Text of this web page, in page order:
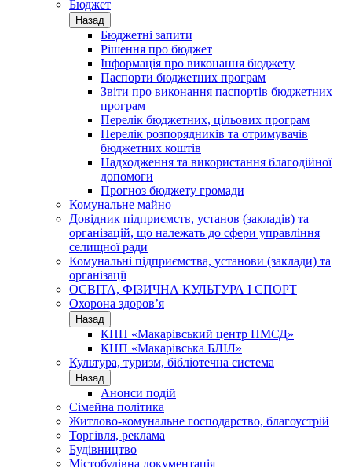
Бюджет
Назад
Бюджетні запити
Рішення про бюджет
Інформація про виконання бюджету
Паспорти бюджетних програм
Звіти про виконання паспортів бюджетних
програм
Перелік бюджетних, цільових програм
Перелік розпорядників та отримувачів
бюджетних коштів
Надходження та використання благодійної
допомоги
Прогноз бюджету громади
Комунальне майно
Довідник підприємств, установ (закладів) та
організацій, що належать до сфери управління
селищної ради
Комунальні підприємства, установи (заклади) та
організації
ОСВІТА, ФІЗИЧНА КУЛЬТУРА І СПОРТ
Охорона здоров’я
Назад
КНП «Макарівський центр ПМСД»
КНП «Макарівська БЛІЛ»
Культура, туризм, бібліотечна система
Назад
Анонси подій
Сімейна політика
Житлово-комунальне господарство, благоустрій
Торгівля, реклама
Будівництво
Містобудівна документація